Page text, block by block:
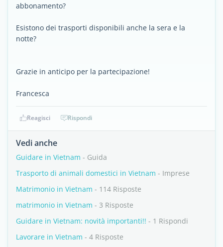
abbonamento?
Esistono dei trasporti disponibili anche la sera e la
notte?
Grazie in anticipo per la partecipazione!
Francesca
Reagisci Rispondi
Vedi anche
Guidare in Vietnam - Guida
Trasporto di animali domestici in Vietnam - Imprese
Matrimonio in Vietnam - 114 Risposte
matrimonio in Vietnam - 3 Risposte
Guidare in Vietnam: novità importanti!! - 1 Rispondi
Lavorare in Vietnam - 4 Risposte